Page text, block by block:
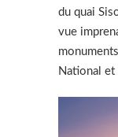
du quai
vue
National et